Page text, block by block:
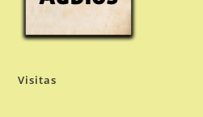
Visitas